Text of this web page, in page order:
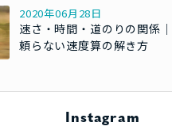
2020年06月28日
速さ・時間・道のりの関係
頼らない速度算の解き方
Instagram